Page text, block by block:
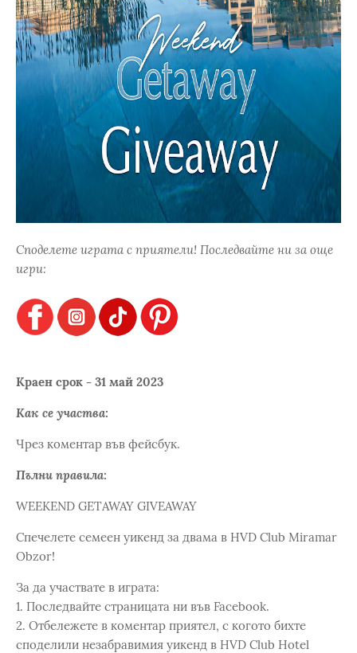
Споделете играта с приятели! Последвайте ни за още
игри:
Краен срок - 31 май 2023
Как се участва:
Чрез коментар във фейсбук.
Пълни правила:
WEEKEND GETAWAY GIVEAWAY
Спечелете семеен уикенд за двама в HVD Club Miramar
Obzor!
За да участвате в играта:
1. Последвайте страницата ни във Facebook.
2. Отбележете в коментар приятел, с когото бихте
споделили незабравимия уикенд в HVD Club Hotel